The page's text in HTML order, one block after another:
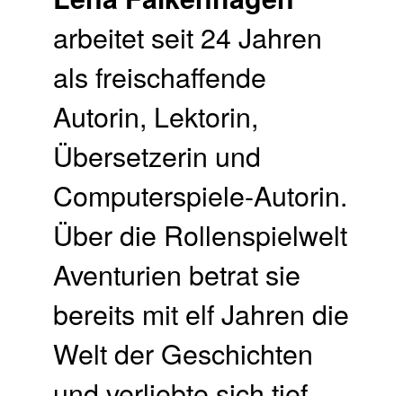
arbeitet seit 24 Jahren
als freischaffende
Autorin, Lektorin,
Übersetzerin und
Computerspiele-Autorin.
Über die Rollenspielwelt
Aventurien betrat sie
bereits mit elf Jahren die
Welt der Geschichten